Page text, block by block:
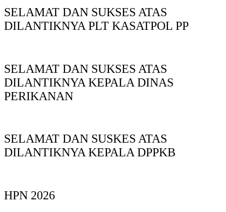
SELAMAT DAN SUKSES ATAS
DILANTIKNYA PLT KASATPOL PP
SELAMAT DAN SUKSES ATAS
DILANTIKNYA KEPALA DINAS
PERIKANAN
SELAMAT DAN SUSKES ATAS
DILANTIKNYA KEPALA DPPKB
HPN 2026